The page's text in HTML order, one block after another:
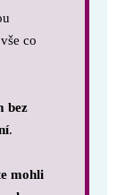
co
bez
.
mohli